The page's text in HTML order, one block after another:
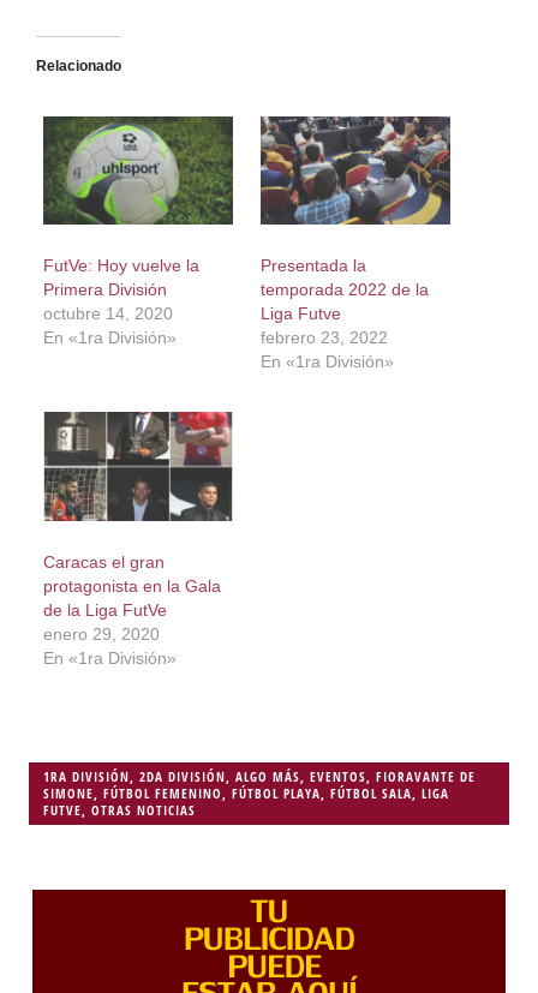
Relacionado
FutVe: Hoy vuelve la
Primera División
octubre 14, 2020
En «1ra División»
Presentada la
temporada 2022 de la
Liga Futve
febrero 23, 2022
En «1ra División»
Caracas el gran
protagonista en la Gala
de la Liga FutVe
enero 29, 2020
En «1ra División»
1RA DIVISIÓN 2DA DIVISIÓN ALGO MÁS EVENTOS FIORAVANTE DE
SIMONE FÚTBOL FEMENINO FÚTBOL PLAYA FÚTBOL SALA LIGA
FUTVE OTRAS NOTICIAS